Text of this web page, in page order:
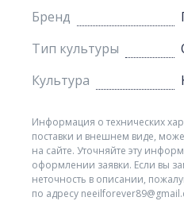
Бренд
Тип культуры
Культура
Информация о технических
поставки и внешнем виде,
на сайте. Уточняйте эту
оформлении заявки. Если вы
неточность в описании,
по адресу